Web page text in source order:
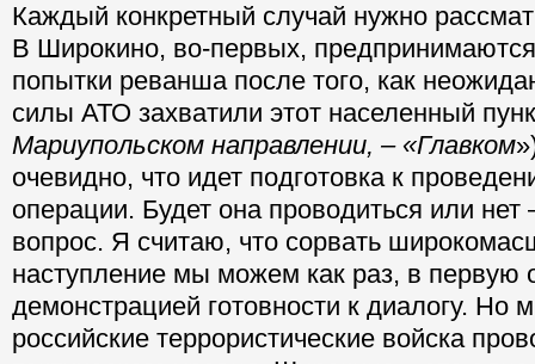
Каждый конкретный случай нужно
В Широкино, во-первых, предпринимаются
попытки реванша после того, как
силы АТО захватили этот населенный
Мариупольском направлении, – «Главком
очевидно, что идет подготовка к
операции. Будет она проводиться или нет
вопрос. Я считаю, что сорвать
наступление мы можем как раз, в первую
демонстрацией готовности к диалогу. Но
российские террористические войска